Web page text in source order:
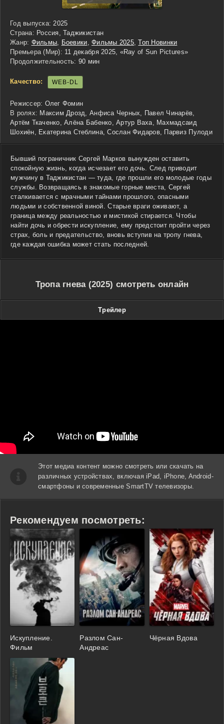
Год выпуска: 2025
Страна: Россия, Таджикистан
Жанр: Фильмы Боевики ,Фильмы 2025,Топ Новинки
Премьера (Мир): 11 декабря 2025, «Ray of Sun Pictures»
Продолжительность: 90 мин
Качество: WEB-DL
Режиссер: Олег Фомин
В ролях: Максим Дрозд, Анфиса Черных, Павел Чинарёв,
Артём Ткаченко, Алёна Бабенко, Артур Ваха, Махмадсаид
Шохиён, Екатерина Стеблина, Сослан Фидаров, Парвиз Пулоди
Бывший пограничник Сергей Марков вынужден оставить
спокойную жизнь, когда исчезает его дочь. След приводит
мужчину в Таджикистан — туда, где прошли его молодые годы
службы. Возвращаясь в знакомые горные места, Сергей
сталкивается с мрачными тайнами прошлого, опасными
людьми и собственной виной. Старые враги оживают, а
граница между реальностью и мистикой стирается. Чтобы
найти дочь и обрести искупление, ему предстоит пройти через
страх, боль и предательство, вновь вступив на тропу гнева,
где каждая ошибка может стать последней.
Тропа гнева (2025) смотреть онлайн
Трейлер
Этот медиа контент можно смотреть или скачать на
различных устройствах, включая iPad, iPhone, Android-
смартфоны и современные SmartTV телевизоры.
Рекомендуем посмотреть:
Искупление.
Фильм
Разлом Сан-
Андреас
Чёрная Вдова